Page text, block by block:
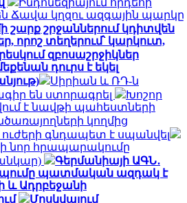
Ճավա կղզու ազգային պարկը
շարք շրջաններում կդիտվեն
որոշ տեղերում՝ կարկուտ,
զբոսաշրջիկներ
դուրս է եկել
Սիրիան և ՌԴ-ն
են ստորագրել
Խոշոր
է նավթի պահեստների
կողմից
գնդապետ է սպանվել
նոր հրապարակումը
Գերմանիայի ԱԳՆ․
պատմական ազդակ է
և Ադրբեջանի
Մոսկվայում